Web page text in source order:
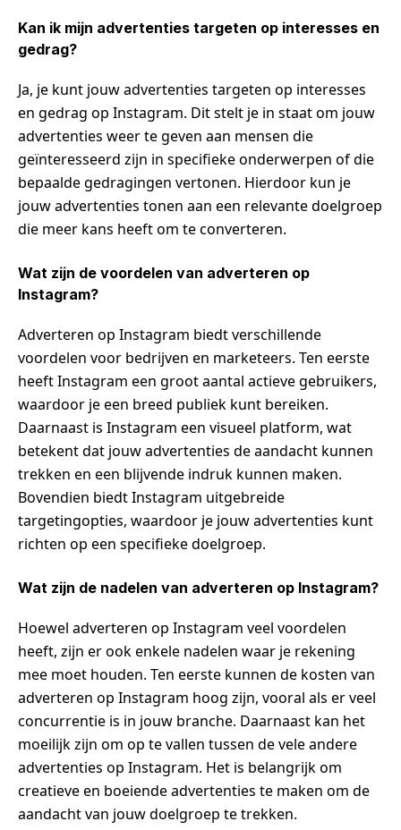
Kan ik mijn advertenties targeten op interesses en
gedrag?
Ja, je kunt jouw advertenties targeten op interesses
en gedrag op Instagram. Dit stelt je in staat om jouw
advertenties weer te geven aan mensen die
geïnteresseerd zijn in specifieke onderwerpen of die
bepaalde gedragingen vertonen. Hierdoor kun je
jouw advertenties tonen aan een relevante doelgroep
die meer kans heeft om te converteren.
Wat zijn de voordelen van adverteren op
Instagram?
Adverteren op Instagram biedt verschillende
voordelen voor bedrijven en marketeers. Ten eerste
heeft Instagram een groot aantal actieve gebruikers,
waardoor je een breed publiek kunt bereiken.
Daarnaast is Instagram een visueel platform, wat
betekent dat jouw advertenties de aandacht kunnen
trekken en een blijvende indruk kunnen maken.
Bovendien biedt Instagram uitgebreide
targetingopties, waardoor je jouw advertenties kunt
richten op een specifieke doelgroep.
Wat zijn de nadelen van adverteren op Instagram?
Hoewel adverteren op Instagram veel voordelen
heeft, zijn er ook enkele nadelen waar je rekening
mee moet houden. Ten eerste kunnen de kosten van
adverteren op Instagram hoog zijn, vooral als er veel
concurrentie is in jouw branche. Daarnaast kan het
moeilijk zijn om op te vallen tussen de vele andere
advertenties op Instagram. Het is belangrijk om
creatieve en boeiende advertenties te maken om de
aandacht van jouw doelgroep te trekken.